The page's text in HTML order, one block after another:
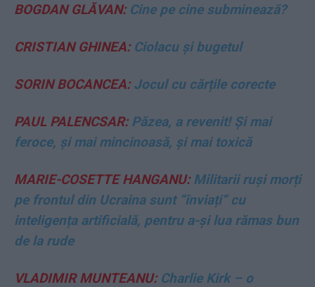
BOGDAN GLĂVAN:Cine pe cine subminează?
CRISTIAN GHINEA:Ciolacu și bugetul
SORIN BOCANCEA:Jocul cu cărțile corecte
PAUL PALENCSAR:Păzea, a revenit! Și mai
feroce, și mai mincinoasă, și mai toxică
MARIE-COSETTE HANGANU:Militarii ruși morți
pe frontul din Ucraina sunt “înviați” cu
inteligența artificială, pentru a-și lua rămas bun
de la rude
VLADIMIR MUNTEANU:Charlie Kirk – o